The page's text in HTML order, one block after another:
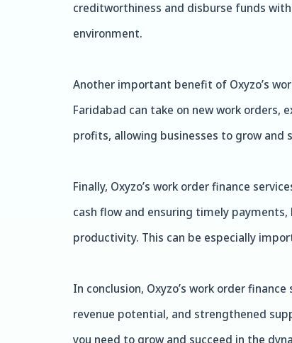
creditworthiness and disburse funds
environment.
Another important benefit of Oxyzo’s
Faridabad can take on new work orders,
profits, allowing businesses to grow and
Finally, Oxyzo’s work order finance
cash flow and ensuring timely
productivity. This can be especially
In conclusion, Oxyzo’s work order
revenue potential, and strengthened
you need to grow and succeed in the